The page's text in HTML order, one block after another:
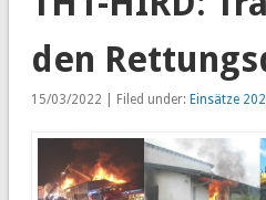
den
15/03/2022 | Filed under: Einsätze